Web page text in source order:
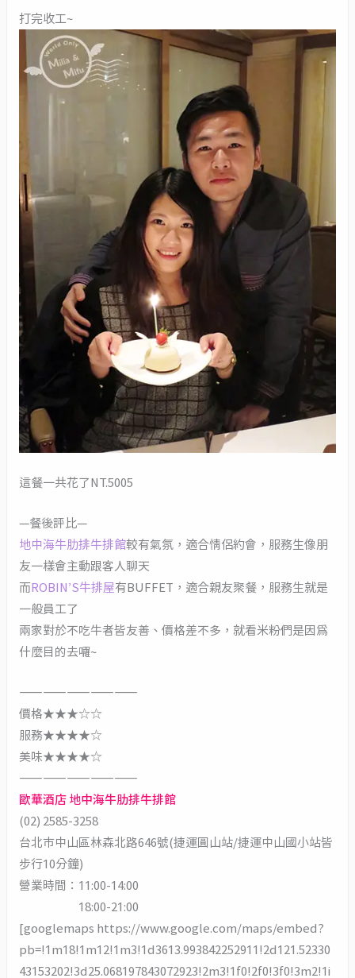
打完收工~
這餐一共花了NT.5005
—餐後評比—
地中海牛肋排牛排館較有氣氛，適合情侶約會，服務生像朋
友一樣會主動跟客人聊天
而 ROBIN’S牛排屋有BUFFET，適合親友聚餐，服務生就是
一般員工了
兩家對於不吃牛者皆友善、價格差不多，就看米粉們是因為
什麼目的去囉~
——————————
價格★★★☆☆
服務★★★★☆
美味★★★★☆
——————————
歐華酒店 地中海牛肋排牛排館
(02) 2585-3258
台北市中山區林森北路646號(捷運圓山站/捷運中山國小站皆
步行10分鐘)
營業時間：11:00-14:00
18:00-21:00
[googlemaps https://www.google.com/maps/embed?
pb=!1m18!1m12!1m3!1d3613.993842252911!2d121.52330
43153202!3d25.068197843072923!2m3!1f0!2f0!3f0!3m2!1i